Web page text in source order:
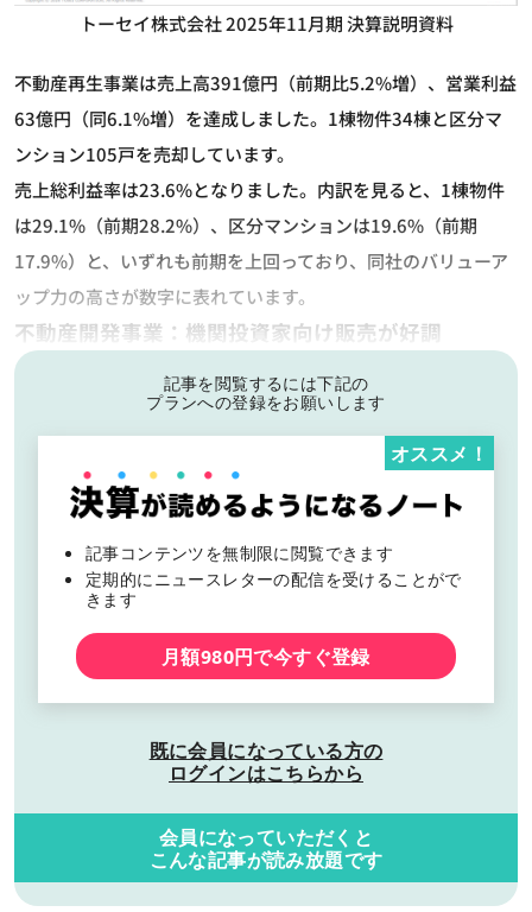
トーセイ株式会社 2025年11月期 決算説明資料
不動産再生事業は売上高391億円（前期比5.2%増）、営業利益
63億円（同6.1%増）を達成しました。1棟物件34棟と区分マ
ンション105戸を売却しています。
売上総利益率は23.6%となりました。内訳を見ると、1棟物件
は29.1%（前期28.2%）、区分マンションは19.6%（前期
17.9%）と、いずれも前期を上回っており、同社のバリューア
ップ力の高さが数字に表れています。
不動産開発事業：機関投資家向け販売が好調
記事を閲覧するには下記の
プランへの登録をお願いします
記事コンテンツを無制限に閲覧できます
定期的にニュースレターの配信を受けることがで
きます
オススメ！
月額980円で今すぐ登録
既に会員になっている方の
ログインはこちらから
会員になっていただくと
こんな記事が読み放題です